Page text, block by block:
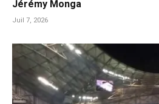
Jérémy Monga
Juil 7, 2026